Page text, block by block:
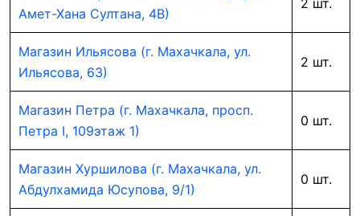
Амет-Хана Султана, 4В)
2 шт.
Магазин Ильясова (г. Махачкала, ул.
Ильясова, 63)
2 шт.
Магазин Петра (г. Махачкала, просп.
Петра I, 109этаж 1)
0 шт.
Магазин Хуршилова (г. Махачкала, ул.
Абдулхамида Юсупова, 9/1)
0 шт.